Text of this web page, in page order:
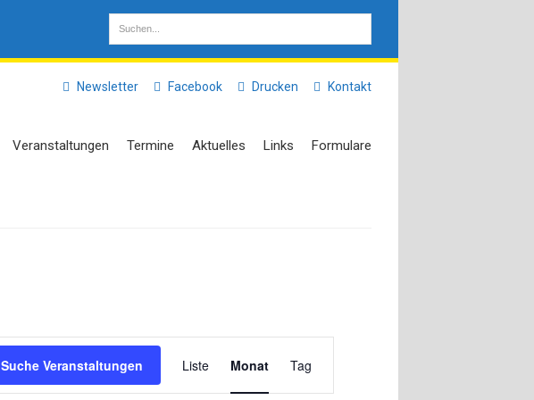
Newsletter Facebook Drucken Kontakt
Veranstaltungen Termine Aktuelles Links Formulare
Suche Veranstaltungen
Ansichten-
Navigation
Liste Monat Tag